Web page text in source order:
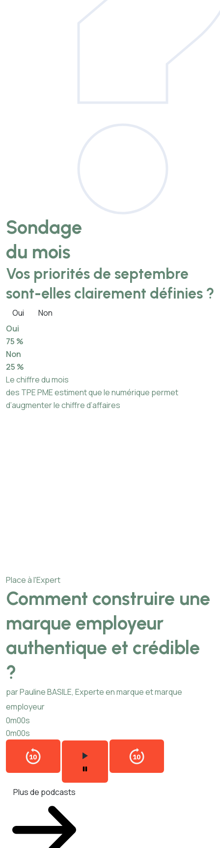
Sondage
du mois
Vos priorités de septembre
sont-elles clairement définies ?
Oui
Non
Oui
75 %
Non
25 %
Le chiffre du mois
des TPE PME estiment que le numérique permet
d’augmenter le chiffre d’affaires
Place à l'Expert
Comment construire une
marque employeur
authentique et crédible
?
par Pauline BASILE, Experte en marque et marque
employeur
0m00s
0m00s
Plus de podcasts